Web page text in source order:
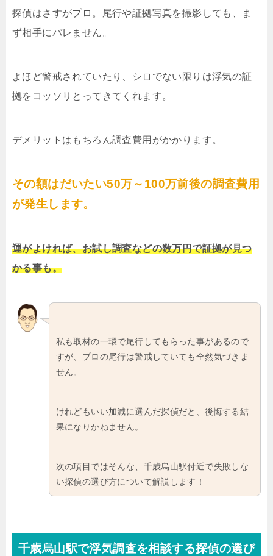
探偵はさすがプロ。尾行や証拠写真を撮影しても、ま
ず相手にバレません。
よほど警戒されていたり、シロでない限りは浮気の証
拠をコッソリとってきてくれます。
デメリットはもちろん調査費用がかかります。
その額はだいたい50万～100万前後の調査費用
が発生します。
運がよければ、お試し調査などの数万円で証拠が見つ
かる事も。
私も取材の一環で尾行してもらった事があるので
すが、プロの尾行は警戒していても全然気づきま
せん。
けれどもいい加減に選んだ探偵だと、後悔する結
果になりかねません。
次の項目ではそんな、千歳烏山駅付近で失敗しな
い探偵の選び方について解説します！
千歳烏山駅で浮気調査を相談する探偵の選び